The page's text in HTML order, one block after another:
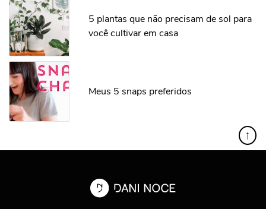
5 plantas que não precisam de sol para
você cultivar em casa
Meus 5 snaps preferidos
↑